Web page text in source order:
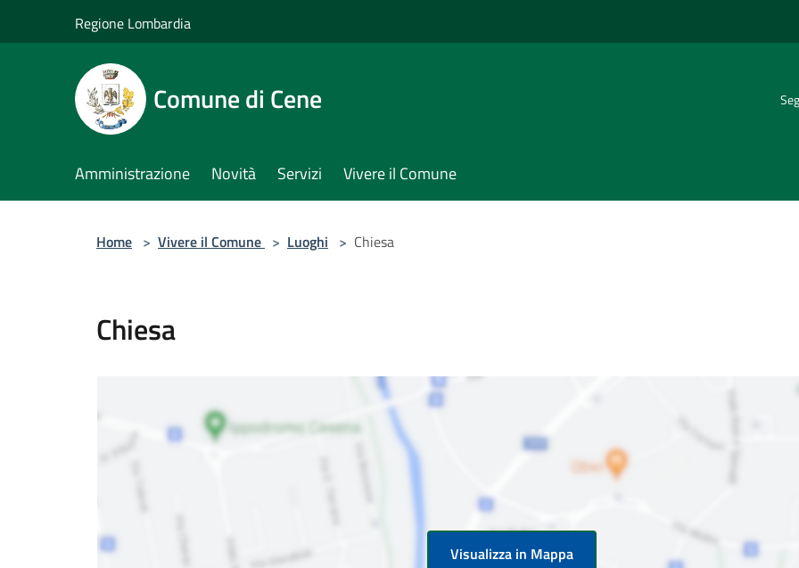
Regione Lombardia
Comune di Cene
Amministrazione Novità Servizi Vivere il Comune
Home > Vivere il Comune > Luoghi > Chiesa
Chiesa
Visualizza in Mappa